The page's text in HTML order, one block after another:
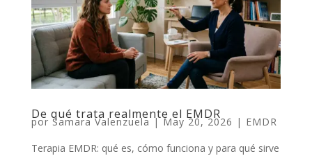
De qué trata realmente el EMDR
por Samara Valenzuela|May 20, 2026 | EMDR
Terapia EMDR: qué es, cómo funciona y para qué sirve